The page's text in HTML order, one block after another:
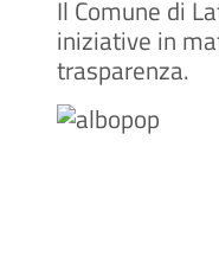
Il Comune di
iniziative in
trasparenza.